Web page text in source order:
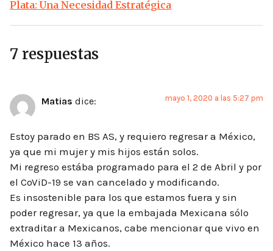
Plata: Una Necesidad Estratégica
7 respuestas
Matias dice: mayo 1, 2020 a las 5:27 pm
Estoy parado en BS AS, y requiero regresar a México,
ya que mi mujer y mis hijos están solos.
Mi regreso estába programado para el 2 de Abril y por
el CoViD-19 se van cancelado y modificando.
Es insostenible para los que estamos fuera y sin
poder regresar, ya que la embajada Mexicana sólo
extraditar a Mexicanos, cabe mencionar que vivo en
México hace 13 años.